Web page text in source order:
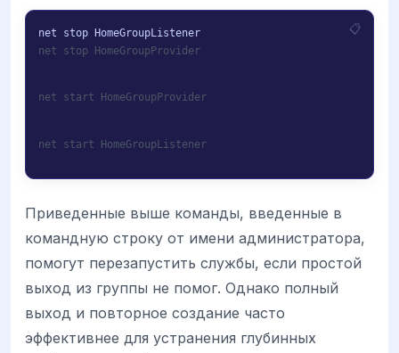
net stop HomeGroupProvider
net start HomeGroupProvider
net start HomeGroupListener
Приведенные выше команды, введенные в
командную строку от имени администратора,
помогут перезапустить службы, если простой
выход из группы не помог. Однако полный
выход и повторное создание часто
эффективнее для устранения глубинных